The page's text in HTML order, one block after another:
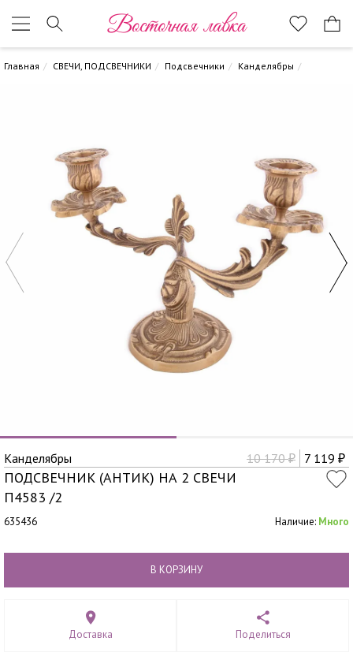
Восточная лавка
Главная СВЕЧИ, ПОДСВЕЧНИКИ Подсвечники Канделябры
Канделябры 10 170₽ 7 119 ₽
ПОДСВЕЧНИК (АНТИК) НА 2 СВЕЧИ
П4583 /2
635436 Наличие: Много
В КОРЗИНУ
Доставка Поделиться